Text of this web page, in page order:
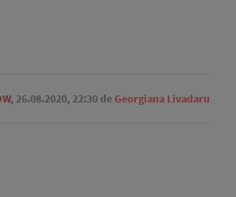
, 26.08.2020, 22:30 deGeorgiana Livadaru